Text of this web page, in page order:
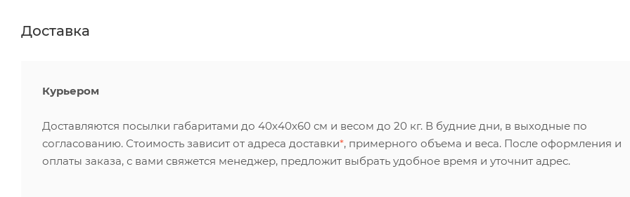
Доставка
Курьером
Доставляются посылки габаритами до 40х40х60 см и весом до 20 кг. В будние дни, в выходные по
согласованию. Стоимость зависит от адреса доставки*, примерного объема и веса. После оформления и
оплаты заказа, с вами свяжется менеджер, предложит выбрать удобное время и уточнит адрес.